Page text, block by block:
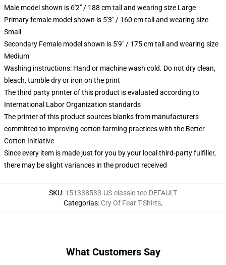
Male model shown is 6'2" / 188 cm tall and wearing size Large
Primary female model shown is 5'3" / 160 cm tall and wearing size
Small
Secondary Female model shown is 5'9" / 175 cm tall and wearing size
Medium
Washing instructions: Hand or machine wash cold. Do not dry clean,
bleach, tumble dry or iron on the print
The third party printer of this product is evaluated according to
International Labor Organization standards
The printer of this product sources blanks from manufacturers
committed to improving cotton farming practices with the Better
Cotton Initiative
Since every item is made just for you by your local third-party fulfiller,
there may be slight variances in the product received
SKU: 151338533-US-classic-tee-DEFAULT
Categorías: Cry Of Fear T-Shirts,
What Customers Say